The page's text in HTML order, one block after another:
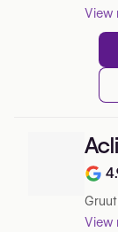
View
View